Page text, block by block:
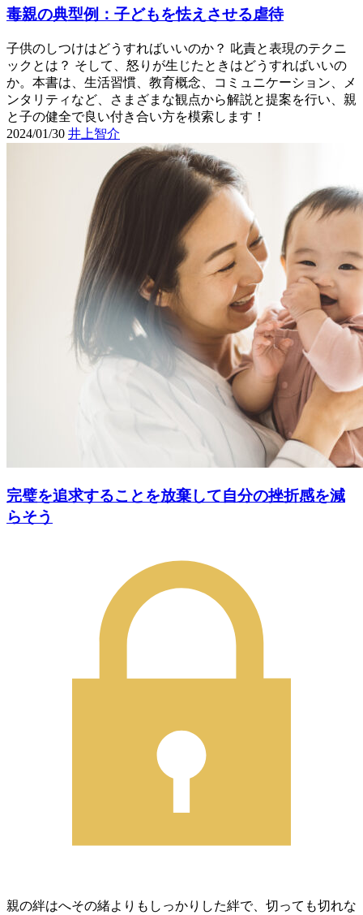
毒親の典型例：子どもを怯えさせる虐待
子供のしつけはどうすればいいのか？ 叱責と表現のテクニ
ックとは？ そして、怒りが生じたときはどうすればいいの
か。本書は、生活習慣、教育概念、コミュニケーション、メ
ンタリティなど、さまざまな観点から解説と提案を行い、親
と子の健全で良い付き合い方を模索します！
2024/01/30 井上智介
完璧を追求することを放棄して自分の挫折感を減
らそう
親の絆はへその緒よりもしっかりした絆で、切っても切れな